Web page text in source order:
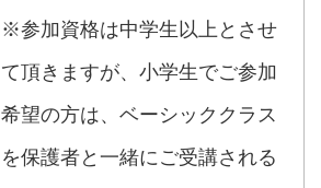
※参加資格は中学生以上とさせ
て頂きますが、小学生でご参加
希望の方は、ベーシッククラス
を保護者と一緒にご受講される